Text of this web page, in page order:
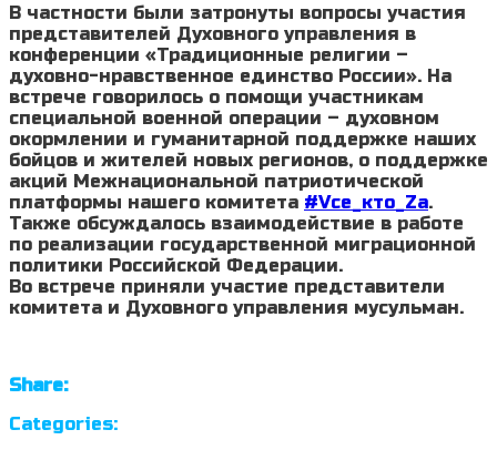
В частности были затронуты вопросы участия
представителей Духовного управления в
конференции «Традиционные религии –
духовно-нравственное единство России». На
встрече говорилось о помощи участникам
специальной военной операции – духовном
окормлении и гуманитарной поддержке наших
бойцов и жителей новых регионов, о поддержке
акций Межнациональной патриотической
платформы нашего комитета #Vсе_кто_Zа.
Также обсуждалось взаимодействие в работе
по реализации государственной миграционной
политики Российской Федерации.
Во встрече приняли участие представители
комитета и Духовного управления мусульман.
Share:
Categories: